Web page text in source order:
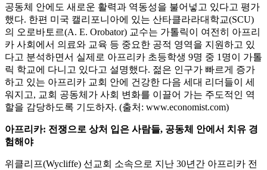
공동체 안에도 새로운 활력과 역동성을 불어넣고 있다고 평가
했다. 한편 미국 캘리포니아에 있는 산타클라라대학교(SCU)
의 오로바토르(A. E. Orobator) 교수는 가톨릭이 여전히 아프리
카 사회에서 의료와 교육 등 중요한 공적 영역을 지원하고 있
다고 분석하면서 실제로 아프리카 초등학생 9명 중 1명이 가톨
릭 학교에 다니고 있다고 설명했다. 젊은 인구가 빠르게 증가
하고 있는 아프리카 교회 안에 건강한 다음 세대 리더들이 세
워지고, 교회 공동체가 사회 변화를 이끌어 가는 주도적인 역
할을 감당하도록 기도하자. (출처: www.economist.com)
아프리카: 전쟁으로 상처 입은 사람들, 공동체 안에서 치유 경
험해야
위클리프(Wycliffe) 선교회 소속으로 지난 30년간 아프리카 전